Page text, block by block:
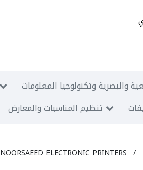
والبصرية وتكنولوجيا المعلومات
تنظيم المناسبات والمعارض
NOORSAEED ELECTRONIC PRINTERS